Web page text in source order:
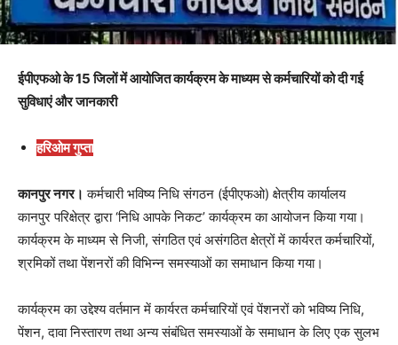
ईपीएफओ के 15 जिलों में आयोजित कार्यक्रम के माध्यम से कर्मचारियों को दी गई
सुविधाएं और जानकारी
हरिओम गुप्ता
कानपुर नगर। कर्मचारी भविष्य निधि संगठन (ईपीएफओ) क्षेत्रीय कार्यालय
कानपुर परिक्षेत्र द्वारा ‘निधि आपके निकट’ कार्यक्रम का आयोजन किया गया।
कार्यक्रम के माध्यम से निजी, संगठित एवं असंगठित क्षेत्रों में कार्यरत कर्मचारियों,
श्रमिकों तथा पेंशनरों की विभिन्न समस्याओं का समाधान किया गया।
कार्यक्रम का उद्देश्य वर्तमान में कार्यरत कर्मचारियों एवं पेंशनरों को भविष्य निधि,
पेंशन, दावा निस्तारण तथा अन्य संबंधित समस्याओं के समाधान के लिए एक सुलभ